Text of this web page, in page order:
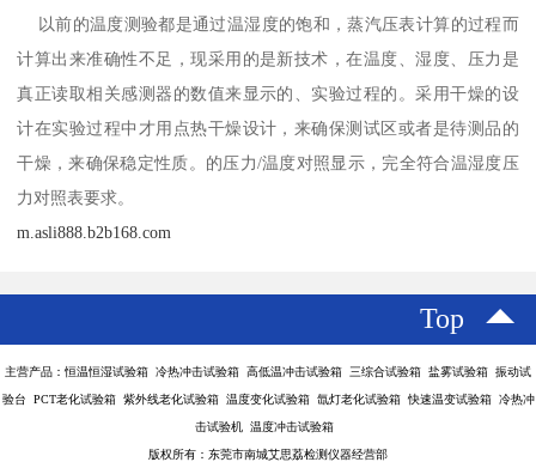
以前的温度测验都是通过温湿度的饱和，蒸汽压表计算的过程而
计算出来准确性不足，现采用的是新技术，在温度、湿度、压力是
真正读取相关感测器的数值来显示的、实验过程的。采用干燥的设
计在实验过程中才用点热干燥设计，来确保测试区或者是待测品的
干燥，来确保稳定性质。的压力/温度对照显示，完全符合温湿度压
力对照表要求。
m.asli888.b2b168.com
Top
主营产品：恒温恒湿试验箱 冷热冲击试验箱 高低温冲击试验箱 三综合试验箱 盐雾试验箱 振动试
验台 PCT老化试验箱 紫外线老化试验箱 温度变化试验箱 氙灯老化试验箱 快速温变试验箱 冷热冲
击试验机 温度冲击试验箱
版权所有：东莞市南城艾思荔检测仪器经营部